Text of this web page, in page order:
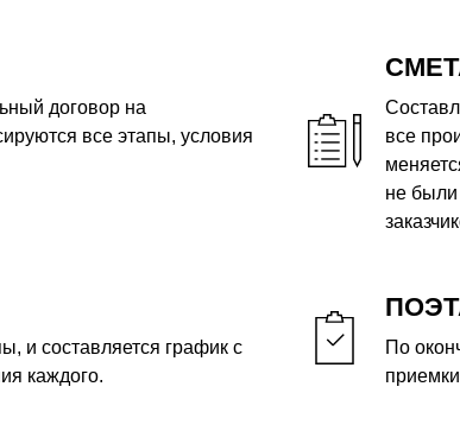
договор на
все этапы, условия
все
не были
и составляется график с
каждого.
По